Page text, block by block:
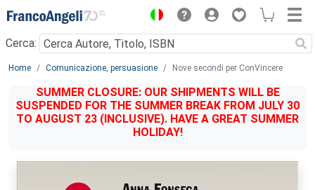
Menu
Cerca:
Main content
Home Comunicazione, persuasione Nove secondi per ConVincere
SUMMER CLOSURE: OUR SHIPMENTS WILL BE
SUSPENDED FOR THE SUMMER BREAK FROM JULY 30
TO AUGUST 23 (INCLUSIVE). HAVE A GREAT SUMMER
HOLIDAY!